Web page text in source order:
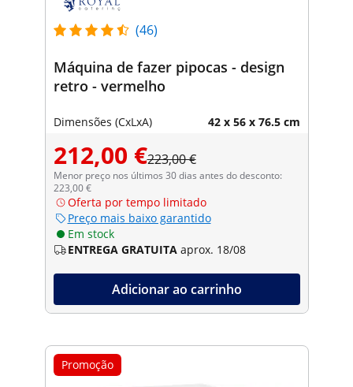
(46)
Máquina de fazer pipocas - design
retro - vermelho
Dimensões (CxLxA) 42 x 56 x 76.5 cm
212,00 €223,00 €
Menor preço nos últimos 30 dias antes do desconto:
223,00 €
Oferta por tempo limitado
Preço mais baixo garantido
Em stock
ENTREGA GRATUITA aprox. 18/08
Adicionar ao carrinho
Promoção